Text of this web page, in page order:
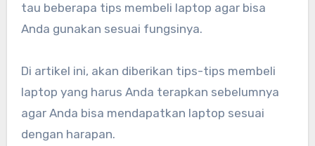
tau beberapa tips membeli laptop agar bisa
Anda gunakan sesuai fungsinya.
Di artikel ini, akan diberikan tips-tips membeli
laptop yang harus Anda terapkan sebelumnya
agar Anda bisa mendapatkan laptop sesuai
dengan harapan.